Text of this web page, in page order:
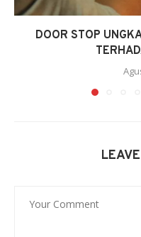
DOOR STOP